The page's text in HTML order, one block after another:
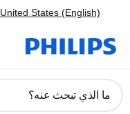
United States (English)
دعم
ما الذي تبحث عنه؟